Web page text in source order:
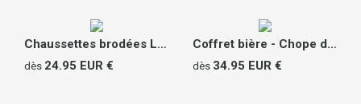
Chaussettes brodées Le Slip Français - Super Papa
dès 24.95 EUR €
Coffret bière - Chope de bière et décapsuleur personnalisés
dès 34.95 EUR €